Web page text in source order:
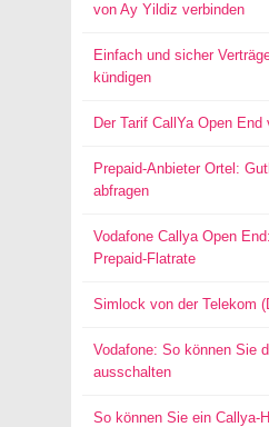
von Ay Yildiz verbinden
Einfach und sicher
kündigen
Der Tarif CallYa Open End
Prepaid-Anbieter Ortel:
abfragen
Vodafone Callya Open
Prepaid-Flatrate
Simlock von der Telekom
Vodafone: So können Sie
ausschalten
So können Sie ein Callya-